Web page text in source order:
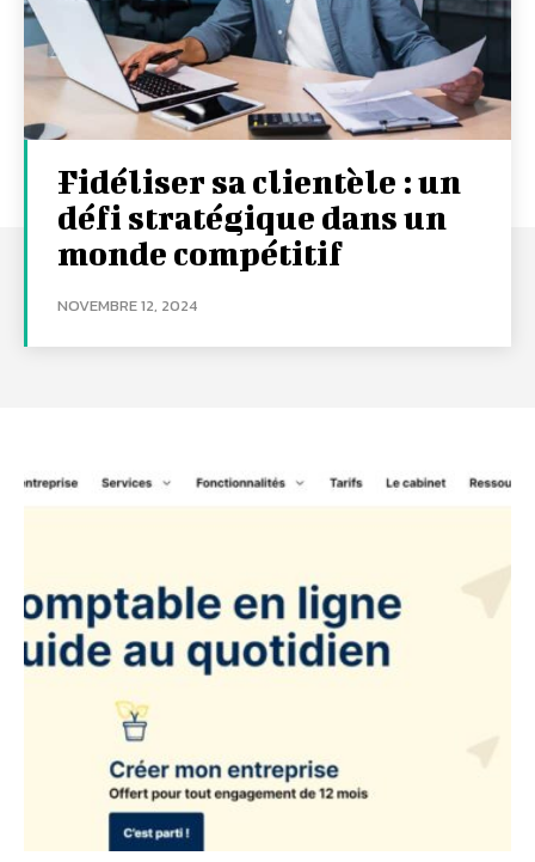
Fidéliser sa clientèle : un
défi stratégique dans un
monde compétitif
NOVEMBRE 12, 2024